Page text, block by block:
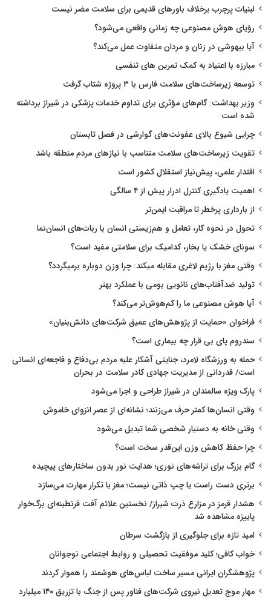
لبنیات پرچرب برخلاف باورهای قدیمی برای سلامت مضر نیست
رؤیای هوش مصنوعی چه زمانی واقعی می‌شود؟
آیا بیهوشی در زنان و مردان متفاوت عمل می‌کند؟
مبارزه با اعتیاد به کمک تمرین های تنفسی
توسعه زیرساخت‌های سلامت فارس با ۳ پروژه شتاب گرفت
وزیر بهداشت: گام‌های مؤثری برای تداوم خدمات پزشکی در شیراز برداشته
شده است
چرایی شیوع بالای عفونت‌های گوارشی در فصل تابستان
تقویت زیرساخت‌های سلامت متناسب با نیازهای مردم منطقه باشد
اقتدار علمی، پیش‌نیاز استقلال کشور است
اهمیت یادگیری کنترل ادرار پیش از ۴ سالگی
از بارداری پرخطر تا مراقبت ایمن‌تر
تحول در نحوه کار، تعامل و هم‌زیستی انسان با ربات‌های انسان‌نما
سونای خشک یا بخار، کدامیک برای سلامتی مفید است؟
وقتی مغز با رژیم لاغری مقابله میکند: چرا وزن دوباره برمیگردد؟
تولید ضدآفتاب‌های نانویی بومی با عملکرد بهتر
آیا هوش مصنوعی ما را کم‌هوش‌تر می‌کند؟
فراخوان «حمایت از پژوهش‌های عمیق شرکت‌های دانش‌بنیان»
سندروم پای بی قرار چه بیماری است؟
حمله به ورزشگاه لامرد، جنایتی آشکار علیه مردم بی‌دفاع و فاجعه‌ای انسانی
است/ قدردانی از مدیریت جهادی کادر سلامت در بحران
پارک ویژه سالمندان در شیراز طراحی و اجرا می‌شود
وقتی انسان‌ها کمتر حرف می‌زنند؛ نشانه‌ای از عصر انزوای خاموش
وقتی خانه به دستیار شخصی شما تبدیل می‌شود
چرا حفظ کاهش وزن این‌قدر سخت است؟
گام بزرگ برای تراشه‌های نوری؛ هدایت نور بدون ساختارهای پیچیده
برتری دست راست یا چپ ذاتی نیست؛ مغز با تکرار مهارت می‌سازد
هشدار قرمز در مزارع ذرت شیراز/ نخستین علائم آفت قرنطینه‌ای برگ‌خوار
پاییزه مشاهده شد
امید تازه برای جلوگیری از بازگشت سرطان
خواب کافی؛ کلید موفقیت تحصیلی و روابط اجتماعی نوجوانان
پژوهشگران ایرانی مسیر ساخت لباس‌های هوشمند را هموار کردند
مهار موج تعدیل نیروی شرکت‌های فناور پس از جنگ با تزریق ۱۴۰ میلیارد